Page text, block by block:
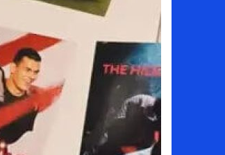
سامو كوستا في
إنهاء تعاقد سيف
من هي لوز مينديز
الموصل العراقي